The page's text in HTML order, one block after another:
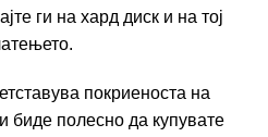
ги на хард диск и на тој
покриеноста на
биде полесно да купувате